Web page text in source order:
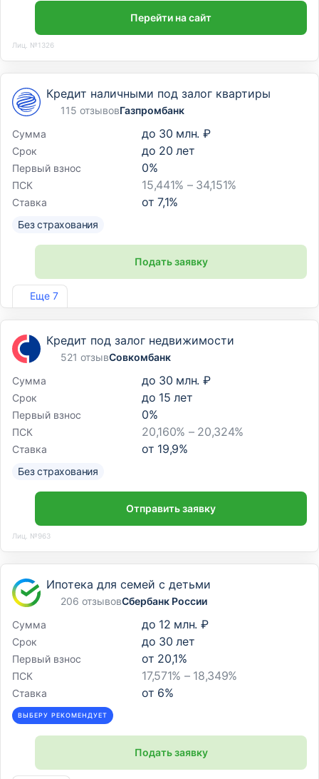
Перейти на сайт
Лиц. №1326
Еще 7
Кредит наличными под залог квартиры
115 отзывовГазпромбанк
Сумма
до 30 млн. ₽
Срок до 20 лет
Первый взнос 0%
ПСК 15,441% – 34,151%
Ставка от7,1%
Без страхования
Подать заявку
Лиц. №354
Кредит под залог недвижимости
521 отзывСовкомбанк
Сумма
до 30 млн. ₽
Срок до 15 лет
Первый взнос 0%
ПСК 20,160% – 20,324%
Ставка от 19,9%
Без страхования
Отправить заявку
Лиц. №963
Ипотека для семей с детьми
206 отзывовСбербанк России
Сумма
до 12 млн. ₽
Срок до 30 лет
Первый взнос от 20,1%
ПСК 17,571% – 18,349%
Ставка от 6%
ВЫБЕРУ РЕКОМЕНДУЕТ
Подать заявку